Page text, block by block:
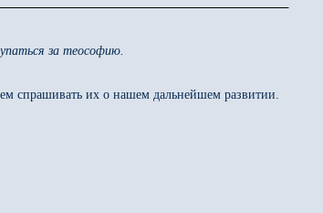
за теософию.
спрашивать их о нашем дальнейшем развитии.